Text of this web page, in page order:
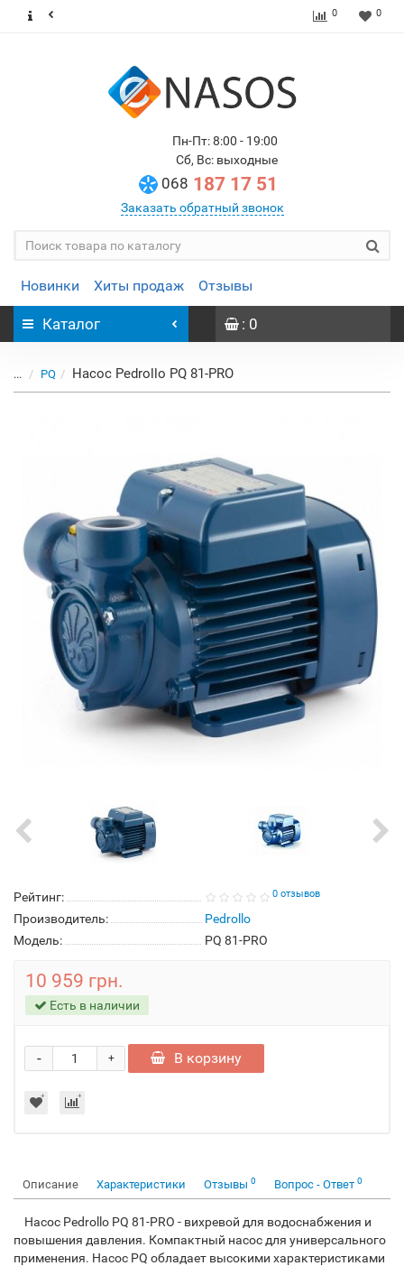
0 0
Пн-Пт: 8:00 - 19:00
Сб, Вс: выходные
068 187 17 51
Заказать обратный звонок
Новинки Хиты продаж Отзывы
Каталог : 0
... PQ Насос Pedrollo PQ 81-PRO
Рейтинг: 0 отзывов
Производитель:
Pedrollo
Модель:
PQ 81-PRO
10 959 грн.
Есть в наличии
+
- В корзину
Описание Характеристики Отзывы 0 Вопрос - Ответ 0
Насос Pedrollo PQ 81-PRO - вихревой для водоснабжения и
повышения давления. Компактный насос для универсального
применения. Насос PQ обладает высокими характеристиками